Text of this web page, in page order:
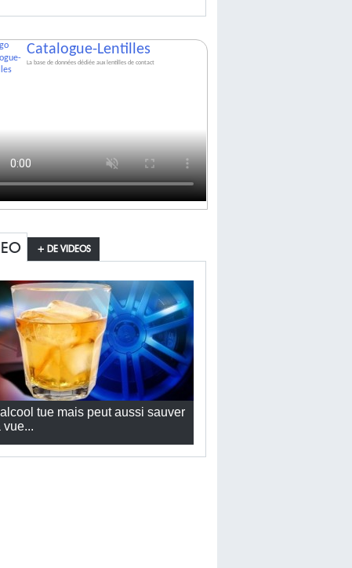
Catalogue-Lentilles
La base de données dédiée aux lentilles de contact
+ DE VIDEOS
tue mais peut aussi sauver
vue...